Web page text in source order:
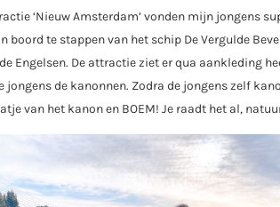
‘Nieuw Amsterdam’ vonden mijn jongens
boord te stappen van het schip De Vergulde
Engelsen. De attractie ziet er qua aankleding
jongens de kanonnen. Zodra de jongens zelf
van het kanon en BOEM! Je raadt het al,